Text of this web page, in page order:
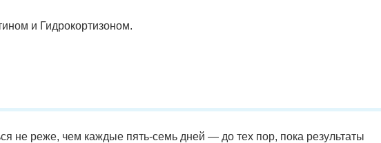
и Гидрокортизоном.
не реже, чем каждые пять-семь дней — до тех пор, пока результаты